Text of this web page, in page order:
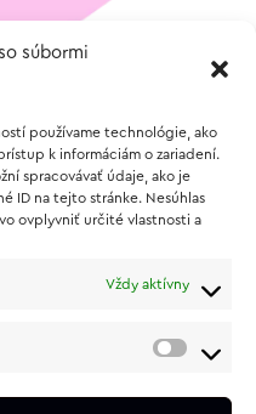
súbormi
používame technológie, ako
k informáciám o zariadení.
spracovávať údaje, ako je
ID na tejto stránke. Nesúhlas
ovplyvniť určité vlastnosti a
Vždy aktívny